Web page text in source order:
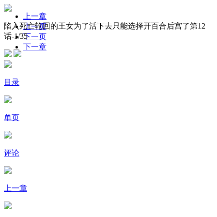
陷入死亡轮回的王女为了活下去只能选择开百合后宫了第12
话-1/35
上一章
上一页
下一页
下一章
目录
单页
评论
上一章